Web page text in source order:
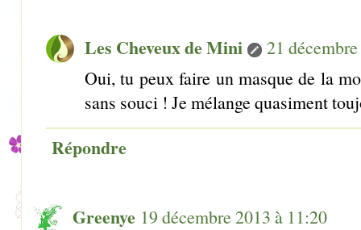
Les Cheveux de Mini
21
Oui, tu peux faire un masque de la
sans souci ! Je mélange quasiment
Répondre
Greenye 19 décembre 2013 à 11:20